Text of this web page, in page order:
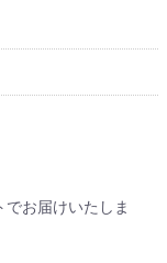
お届けいたしま